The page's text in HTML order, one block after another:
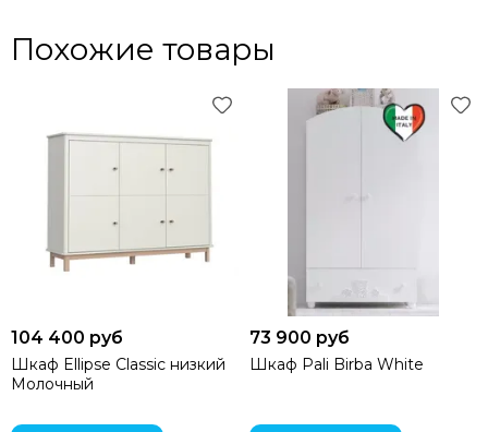
Похожие товары
104 400 руб
Шкаф Ellipse Classic низкий
Молочный
73 900 руб
Шкаф Pali Birba White